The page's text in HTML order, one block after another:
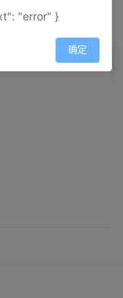
"error" }
确定